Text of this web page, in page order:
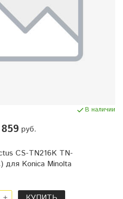
В наличии
руб.
CS-TN216K TN-
для Konica Minolta